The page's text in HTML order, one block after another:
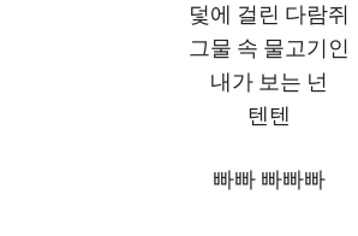
덫에 걸린 다람쥐
그물 속 물고기인
내가 보는 넌
텐텐
빠빠 빠빠빠